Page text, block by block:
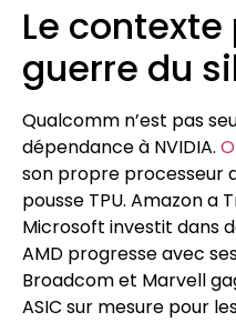
Le
guerre du
Qualcomm n’est pas
dépendance à NVIDIA.
son propre processeur
pousse TPU. Amazon a
Microsoft investit dans
AMD progresse avec
Broadcom et Marvell
ASIC sur mesure pour